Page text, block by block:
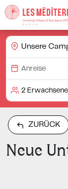
Unsere
ZURÜCK
Neue